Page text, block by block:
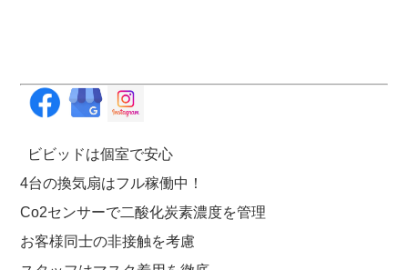
ビビッドは個室で安心
4台の換気扇はフル稼働中！
Co2センサーで二酸化炭素濃度を管理
お客様同士の非接触を考慮